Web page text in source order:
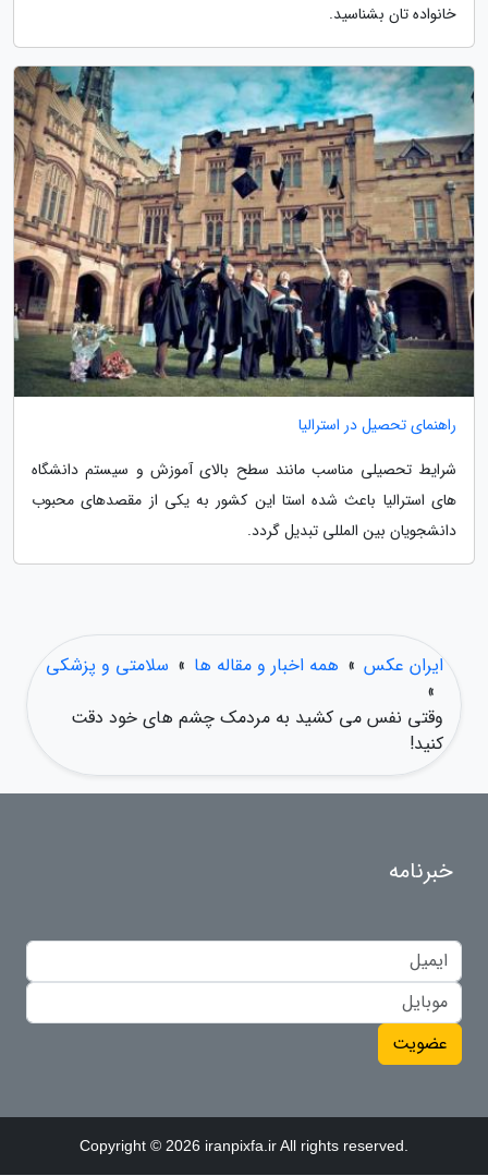
خانواده تان بشناسید.
راهنمای تحصیل در استرالیا
شرایط تحصیلی مناسب مانند سطح بالای آموزش و سیستم دانشگاه
های استرالیا باعث شده استا این کشور به یکی از مقصدهای محبوب
دانشجویان بین المللی تبدیل گردد.
ایران عکس » همه اخبار و مقاله ها » سلامتی و پزشکی
»
وقتی نفس می کشید به مردمک چشم های خود دقت
کنید!
خبرنامه
عضویت
Copyright © 2026 iranpixfa.ir All rights reserved.